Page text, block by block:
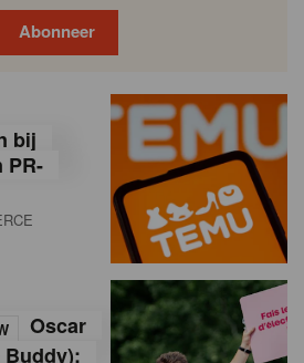
Abonneer
bij
PR-
Oscar
Buddy):